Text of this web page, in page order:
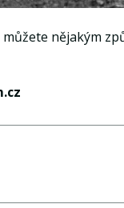
nějakým